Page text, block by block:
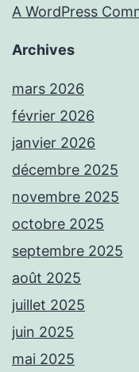
A WordPress
Archives
mars 2026
février 2026
janvier 2026
décembre 2025
novembre 2025
octobre 2025
septembre 2025
août 2025
juillet 2025
juin 2025
mai 2025